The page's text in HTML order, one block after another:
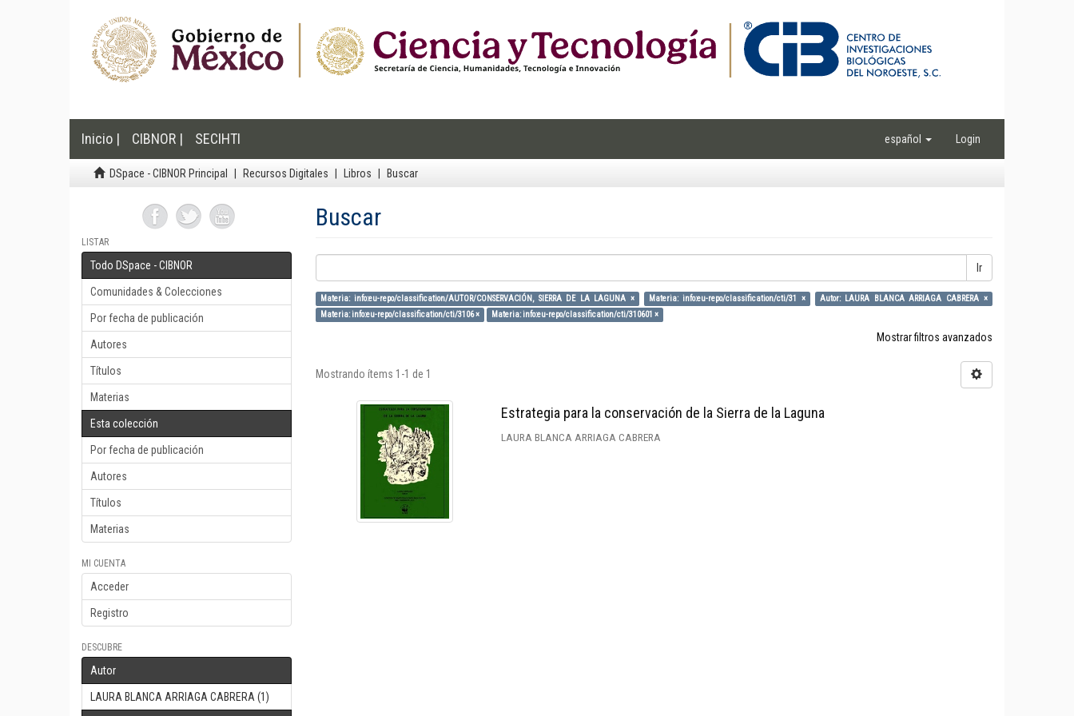
Inicio | CIBNOR | SECIHTI español Login
DSpace - CIBNOR Principal Recursos Digitales Libros Buscar
LISTAR
Todo DSpace - CIBNOR
Comunidades & Colecciones
Por fecha de publicación
Autores
Títulos
Materias
Esta colección
Por fecha de publicación
Autores
Títulos
Materias
MI CUENTA
Acceder
Registro
DESCUBRE
Autor
LAURA BLANCA ARRIAGA CABRERA (1)
Buscar
Ir
Materia: info:eu-repo/classification/AUTOR/CONSERVACIÓN, SIERRA DE LA LAGUNA × Materia: info:eu-repo/classification/cti/31 ×
Autor: LAURA BLANCA ARRIAGA CABRERA ×
Materia: info:eu-repo/classification/cti/3106 ×
Materia: info:eu-repo/classification/cti/310601 ×
Mostrar filtros avanzados
Mostrando ítems 1-1 de 1
Estrategia para la conservación de la Sierra de la Laguna
LAURA BLANCA ARRIAGA CABRERA